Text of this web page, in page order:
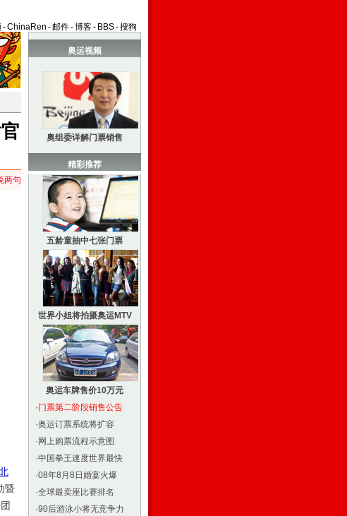
-ChinaRen -邮件-博客- BBS-搜狗
两句
暨
奥运视频
奥组委详解门票销售
精彩推荐
五龄童抽中七张门票
世界小姐将拍摄奥运MTV
奥运车牌售价10万元
·门票第二阶段销售公告
·奥运订票系统将扩容
· 网上购票流程示意图
·中国拳王速度世界最快
·08年8月8日婚宴火爆
·全球最卖座比赛排名
·90后游泳小将无竞争力